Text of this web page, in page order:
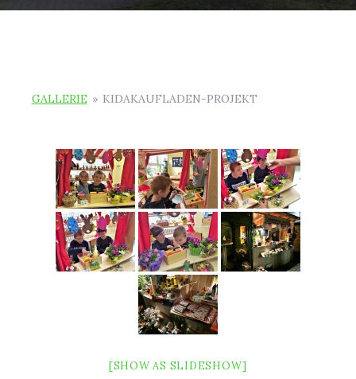
GALLERIE » KIDAKAUFLADEN-PROJEKT
[SHOW AS SLIDESHOW]